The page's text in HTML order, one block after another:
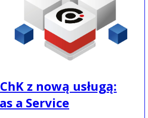
z nową usługą:
a Service